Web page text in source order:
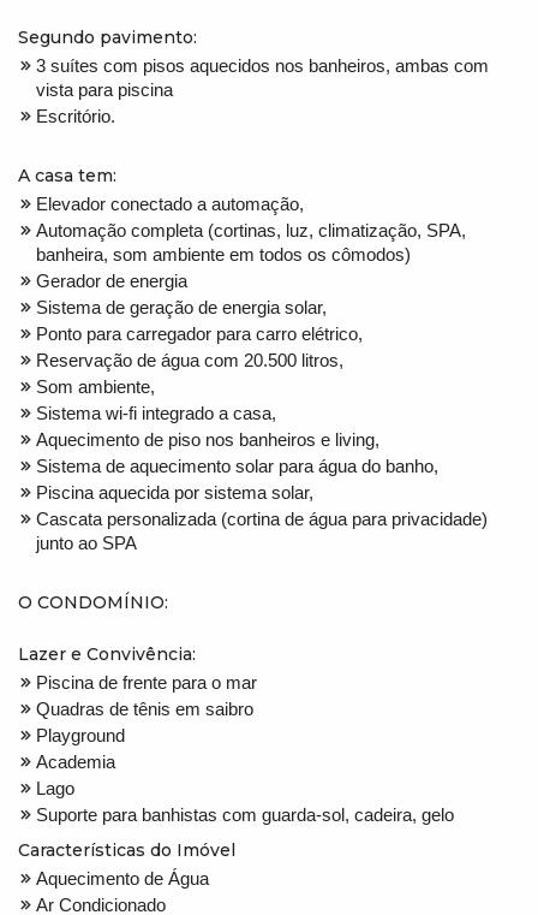
Segundo pavimento:
3 suítes com pisos aquecidos nos banheiros, ambas com
vista para piscina
Escritório.
A casa tem:
Elevador conectado a automação,
Automação completa (cortinas, luz, climatização, SPA,
banheira, som ambiente em todos os cômodos)
Gerador de energia
Sistema de geração de energia solar,
Ponto para carregador para carro elétrico,
Reservação de água com 20.500 litros,
Som ambiente,
Sistema wi-fi integrado a casa,
Aquecimento de piso nos banheiros e living,
Sistema de aquecimento solar para água do banho,
Piscina aquecida por sistema solar,
Cascata personalizada (cortina de água para privacidade)
junto ao SPA
O CONDOMÍNIO:
Lazer e Convivência:
Piscina de frente para o mar
Quadras de tênis em saibro
Playground
Academia
Lago
Suporte para banhistas com guarda-sol, cadeira, gelo
Características do Imóvel
Aquecimento de Água
Ar Condicionado